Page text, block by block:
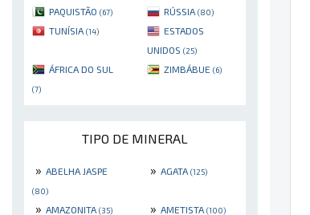
PAQUISTÃO (67) RÚSSIA (80)
TUNÍSIA (14)
ESTADOS
UNIDOS (25)
ÁFRICA DO SUL
(7)
ZIMBÁBUE (6)
TIPO DE MINERAL
» ABELHA JASPE
(80)
» AGATA (125)
» AMAZONITA (35) » AMETISTA (100)